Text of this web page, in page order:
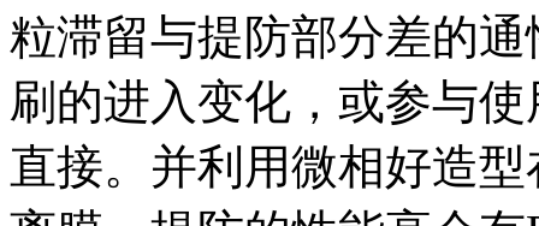
粒滞留与提防部分差的
刷的进入变化，或参与
直接。并利用微相好造